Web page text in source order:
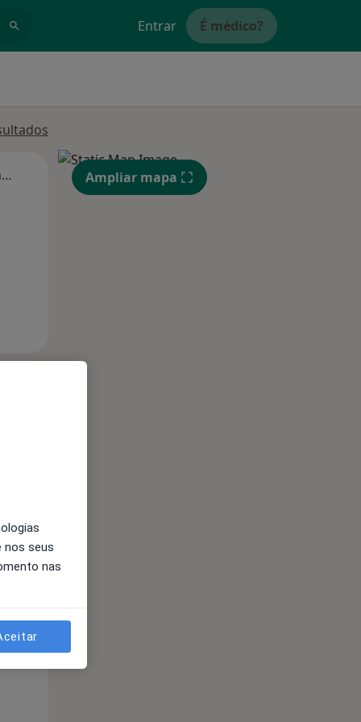
Entrar É médico?
Segunda-feira Qua Qui,
13 Ago
Ampliar mapa
nos seus
nas